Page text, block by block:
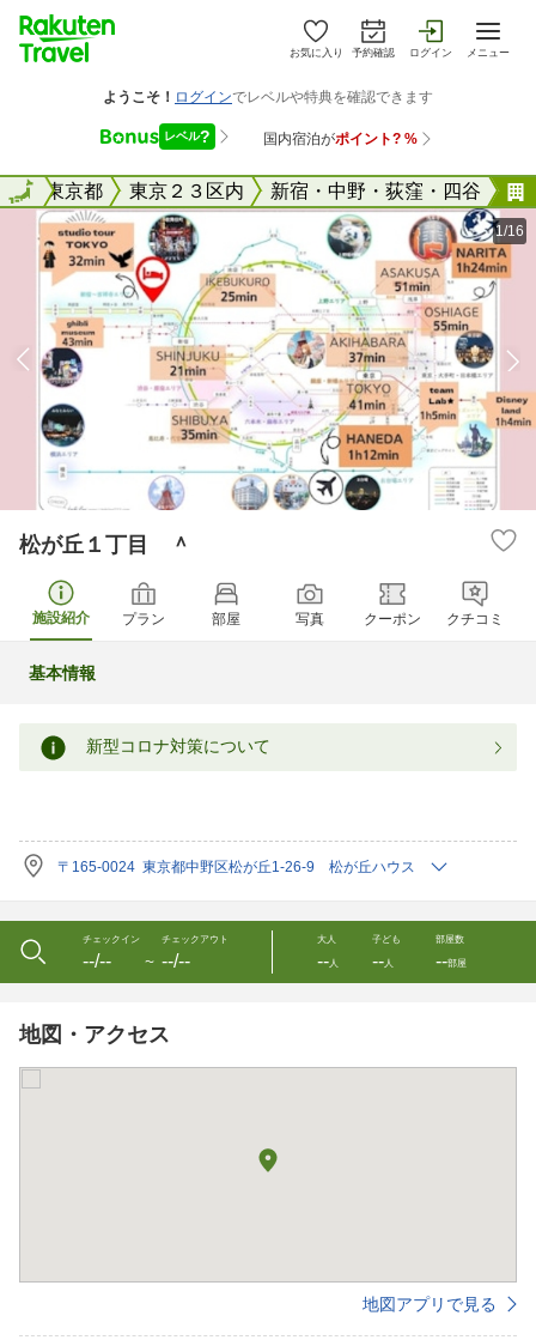
お気に入り 予約確認 ログイン メニュー
全国東京都 東京２３区内 新宿・中野・荻窪・四谷
全国
1/16
松が丘１丁目 ＾
施設紹介 プラン 部屋 写真 クーポン クチコミ
基本情報
新型コロナ対策について
〒165-0024 東京都中野区松が丘1-26-9 松が丘ハウス
チェックイン
--/-- 〜
チェックアウト
--/--
大人
--人
子ども
--人
部屋数
--部屋
地図・アクセス
地図アプリで見る